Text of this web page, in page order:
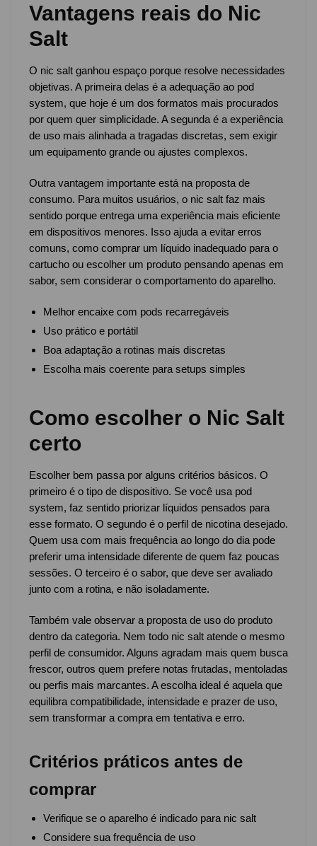
Vantagens reais do Nic
Salt
O nic salt ganhou espaço porque resolve necessidades
objetivas. A primeira delas é a adequação ao pod
system, que hoje é um dos formatos mais procurados
por quem quer simplicidade. A segunda é a experiência
de uso mais alinhada a tragadas discretas, sem exigir
um equipamento grande ou ajustes complexos.
Outra vantagem importante está na proposta de
consumo. Para muitos usuários, o nic salt faz mais
sentido porque entrega uma experiência mais eficiente
em dispositivos menores. Isso ajuda a evitar erros
comuns, como comprar um líquido inadequado para o
cartucho ou escolher um produto pensando apenas em
sabor, sem considerar o comportamento do aparelho.
Melhor encaixe com pods recarregáveis
Uso prático e portátil
Boa adaptação a rotinas mais discretas
Escolha mais coerente para setups simples
Como escolher o Nic Salt
certo
Escolher bem passa por alguns critérios básicos. O
primeiro é o tipo de dispositivo. Se você usa pod
system, faz sentido priorizar líquidos pensados para
esse formato. O segundo é o perfil de nicotina desejado.
Quem usa com mais frequência ao longo do dia pode
preferir uma intensidade diferente de quem faz poucas
sessões. O terceiro é o sabor, que deve ser avaliado
junto com a rotina, e não isoladamente.
Também vale observar a proposta de uso do produto
dentro da categoria. Nem todo nic salt atende o mesmo
perfil de consumidor. Alguns agradam mais quem busca
frescor, outros quem prefere notas frutadas, mentoladas
ou perfis mais marcantes. A escolha ideal é aquela que
equilibra compatibilidade, intensidade e prazer de uso,
sem transformar a compra em tentativa e erro.
Critérios práticos antes de
comprar
Verifique se o aparelho é indicado para nic salt
Considere sua frequência de uso